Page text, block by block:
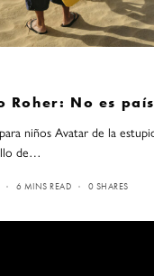
Roher: No es
niños Avatar de la
de…
6 MINS READ 0 SHARES